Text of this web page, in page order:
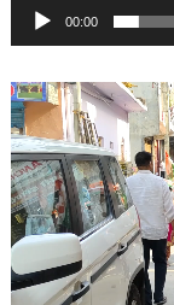
00:00
Video
Player